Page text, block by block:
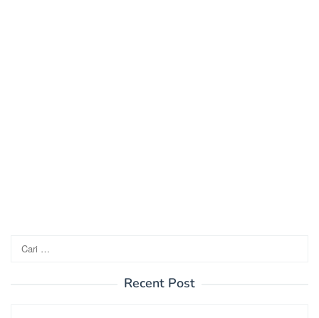
Cari
untuk:
Recent Post